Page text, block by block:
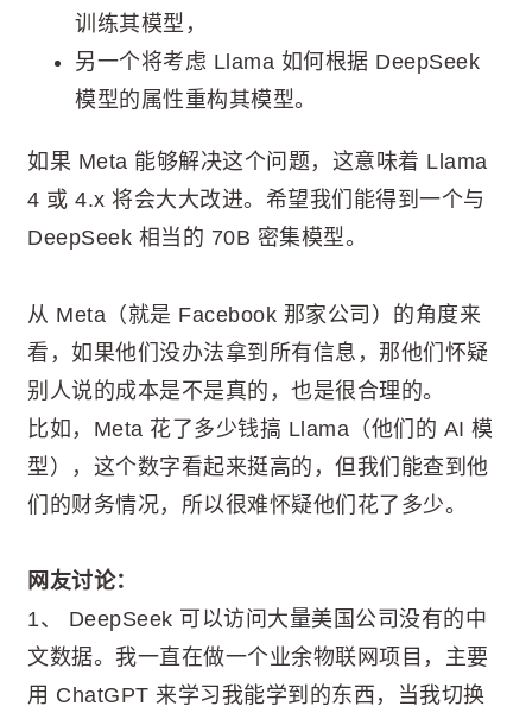
训练其模型，
另一个将考虑 Llama 如何根据 DeepSeek
模型的属性重构其模型。
如果 Meta 能够解决这个问题，这意味着 Llama
4 或 4.x 将会大大改进。希望我们能得到一个与
DeepSeek 相当的 70B 密集模型。
从 Meta（就是 Facebook 那家公司）的角度来
看，如果他们没办法拿到所有信息，那他们怀疑
别人说的成本是不是真的，也是很合理的。
比如，Meta 花了多少钱搞 Llama（他们的 AI 模
型），这个数字看起来挺高的，但我们能查到他
们的财务情况，所以很难怀疑他们花了多少。
网友讨论：
1、 DeepSeek 可以访问大量美国公司没有的中
文数据。我一直在做一个业余物联网项目，主要
用 ChatGPT 来学习我能学到的东西，当我切换